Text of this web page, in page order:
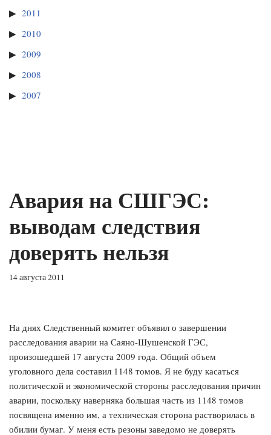
2011
2010
2009
2008
2007
Авария на СШГЭС:
выводам следствия
доверять нельзя
14 августа 2011
На днях Следственный комитет объявил о завершении
расследования аварии на Саяно-Шушенской ГЭС,
произошедшей 17 августа 2009 года. Общий объем
уголовного дела составил 1148 томов. Я не буду касаться
политической и экономической стороны расследования причин
аварии, поскольку наверняка большая часть из 1148 томов
посвящена именно им, а техническая сторона растворилась в
обилии бумаг. У меня есть резоны заведомо не доверять